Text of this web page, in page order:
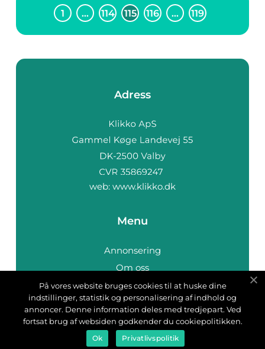
1 … 114 115 116 … 119
Adress
web: www.klikko.dk
Menu
Annonsering
Om oss
Cookies
Kontakta oss
Sitemap
På vores website bruges cookies til at huske dine
indstillinger, statistik og personalisering af indhold og
annoncer. Denne information deles med tredjepart. Ved
fortsat brug af websiden godkender du cookiepolitikken.
Ok Privatlivspolitik